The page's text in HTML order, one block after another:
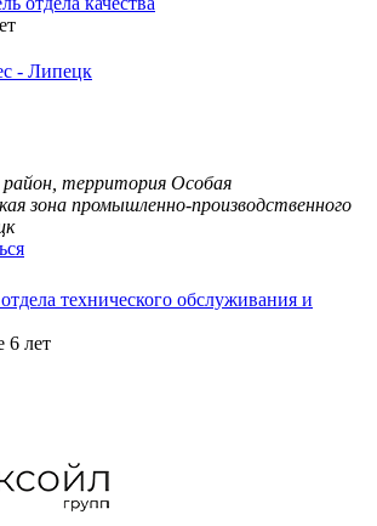
- Липецк
район, территория Особая
зона промышленно-производственного
технического обслуживания и
6 лет